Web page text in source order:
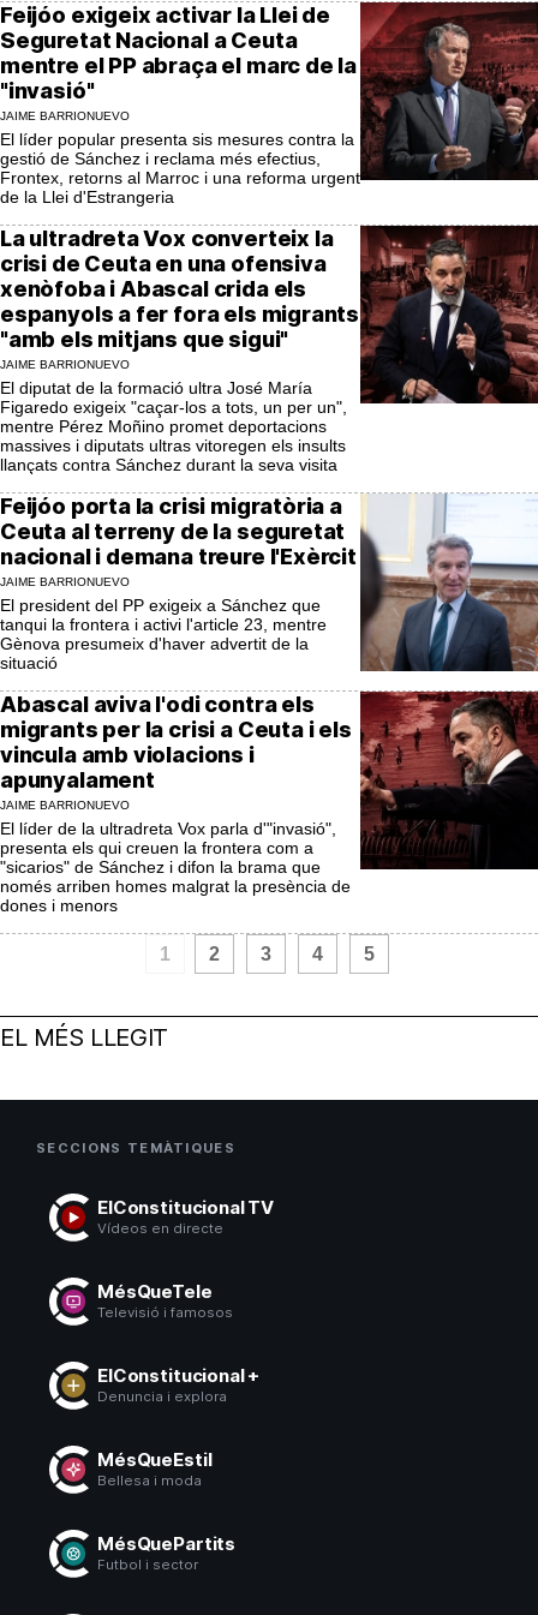
Feijóo exigeix activar la Llei de
Seguretat Nacional a Ceuta
mentre el PP abraça el marc de la
"invasió"
JAIME BARRIONUEVO
El líder popular presenta sis mesures contra la
gestió de Sánchez i reclama més efectius,
Frontex, retorns al Marroc i una reforma urgent
de la Llei d'Estrangeria
La ultradreta Vox converteix la
crisi de Ceuta en una ofensiva
xenòfoba i Abascal crida els
espanyols a fer fora els migrants
"amb els mitjans que sigui"
JAIME BARRIONUEVO
El diputat de la formació ultra José María
Figaredo exigeix "caçar-los a tots, un per un",
mentre Pérez Moñino promet deportacions
massives i diputats ultras vitoregen els insults
llançats contra Sánchez durant la seva visita
Feijóo porta la crisi migratòria a
Ceuta al terreny de la seguretat
nacional i demana treure l'Exèrcit
JAIME BARRIONUEVO
El president del PP exigeix a Sánchez que
tanqui la frontera i activi l'article 23, mentre
Gènova presumeix d'haver advertit de la
situació
Abascal aviva l'odi contra els
migrants per la crisi a Ceuta i els
vincula amb violacions i
apunyalament
JAIME BARRIONUEVO
El líder de la ultradreta Vox parla d'"invasió",
presenta els qui creuen la frontera com a
"sicarios" de Sánchez i difon la brama que
només arriben homes malgrat la presència de
dones i menors
1 2 3 4 5
EL MÉS LLEGIT
SECCIONS TEMÀTIQUES
ElConstitucional TV
Vídeos en directe
MésQueTele
Televisió i famosos
ElConstitucional +
Denuncia i explora
MésQueEstil
Bellesa i moda
MésQuePartits
Futbol i sector